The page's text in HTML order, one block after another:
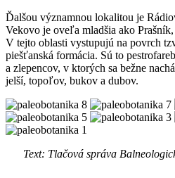
Ďalšou významnou lokalitou je
Vekovo je oveľa mladšia ako
V tejto oblasti vystupujú na povrch
piešťanská formácia. Sú to
a zlepencov, v ktorých sa bežne
jelší, topoľov, bukov a dubov.
Text: Tlačová správa